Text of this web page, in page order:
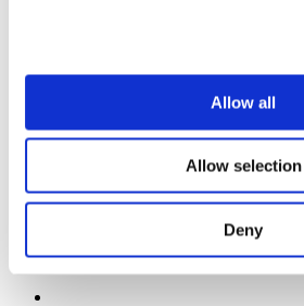
Allow all
Allow selection
Deny